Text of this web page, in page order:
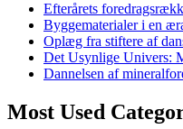
Efterårets
Byggematerialer i en
Oplæg fra stiftere af
Det Usynlige Univers:
Dannelsen af
Most Used